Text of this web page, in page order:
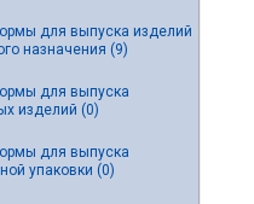
для выпуска изделий
назначения (9)
для выпуска
изделий (0)
для выпуска
упаковки (0)